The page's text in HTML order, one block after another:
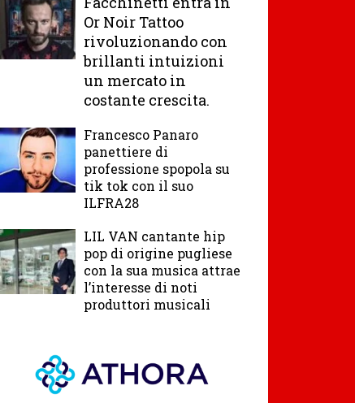
Or Noir Tattoo
rivoluzionando con
brillanti intuizioni
un mercato in
costante crescita.
Francesco Panaro
panettiere di
professione spopola su
tik tok con il suo
ILFRA28
LIL VAN cantante hip
pop di origine pugliese
con la sua musica attrae
l’interesse di noti
produttori musicali